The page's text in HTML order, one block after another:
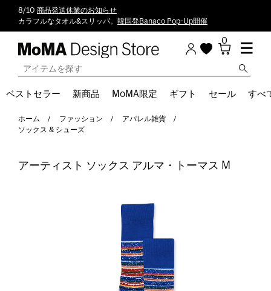
8/10 商品発送休業のお知らせ
カラフルなタオル&スリッパ。 韓国発Banaco Pop-Up開催
0
ベストセラー 新商品 MoMA限定 ギフト セール すべ
ホーム ファッション
アパレル雑貨
ソックス & シューズ
アーティスト ソックス アルマ・トーマス M